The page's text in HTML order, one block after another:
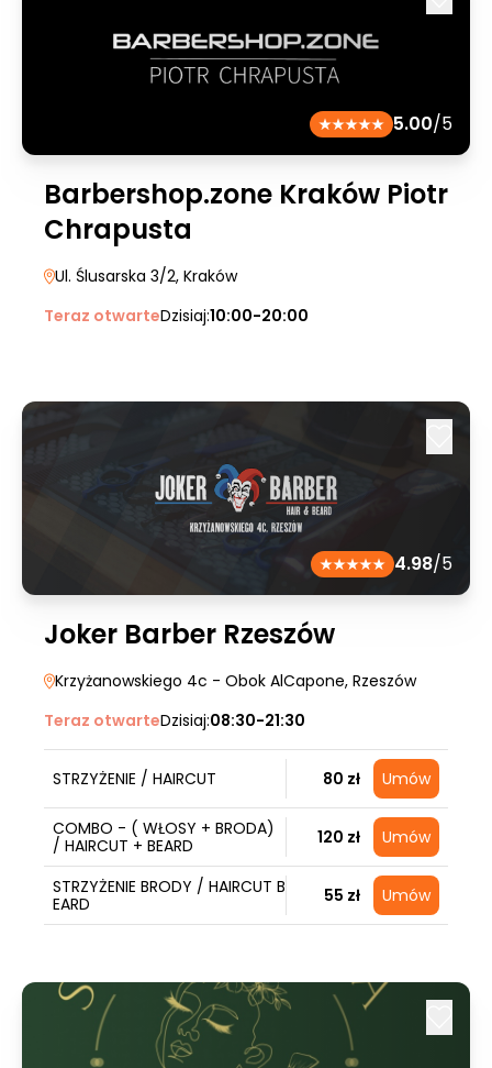
5.00/5
Barbershop.zone Kraków Piotr
Chrapusta
Ul. Ślusarska 3/2, Kraków
Teraz otwarteDzisiaj:10:00-20:00
4.98/5
Joker Barber Rzeszów
Krzyżanowskiego 4c - Obok AlCapone, Rzeszów
Teraz otwarteDzisiaj:08:30-21:30
STRZYŻENIE / HAIRCUT 80 zł Umów
COMBO - ( WŁOSY + BRODA)
/ HAIRCUT + BEARD
120 zł Umów
STRZYŻENIE BRODY / HAIRCUT B
EARD
55 zł Umów